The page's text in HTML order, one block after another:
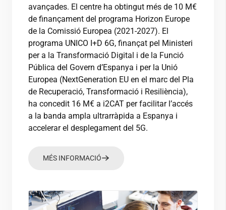
avançades. El centre ha obtingut més de 10 M€
de finançament del programa Horizon Europe
de la Comissió Europea (2021-2027). El
programa UNICO I+D 6G, finançat pel Ministeri
per a la Transformació Digital i de la Funció
Pública del Govern d’Espanya i per la Unió
Europea (NextGeneration EU en el marc del Pla
de Recuperació, Transformació i Resiliència),
ha concedit 16 M€ a i2CAT per facilitar l’accés
a la banda ampla ultrarràpida a Espanya i
accelerar el desplegament del 5G.
MÉS INFORMACIÓ